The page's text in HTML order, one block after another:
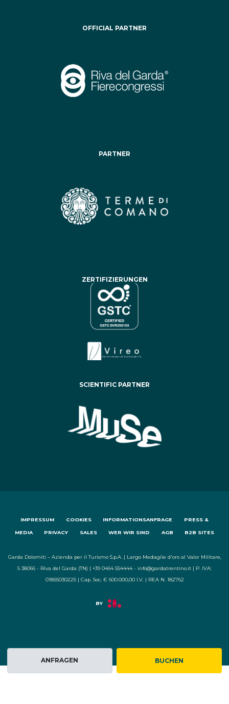
ANFRAGEN BUCHEN
OFFICIAL PARTNER
PARTNER
ZERTIFIZIERUNGEN
SCIENTIFIC PARTNER
IMPRESSUM COOKIES INFORMATIONSANFRAGE PRESS &
MEDIA PRIVACY SALES WER WIR SIND AGB B2B SITES
Garda Dolomiti – Azienda per il Turismo S.p.A. | Largo Medaglie d'oro al Valor Militare,
5 38066 - Riva del Garda (TN) | +39 0464 554444 - info@gardatrentino.it | P. IVA:
01855030225 | Cap. Soc. € 600.000,00 I.V. | REA N. 182762